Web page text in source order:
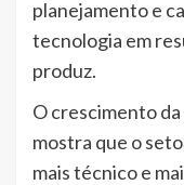
planejamento e
tecnologia em
produz.
O crescimento
mostra que o
mais técnico e